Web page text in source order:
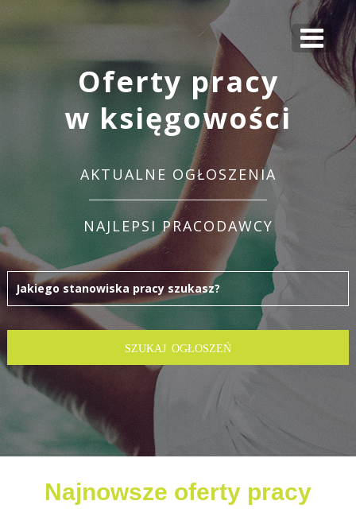
Oferty pracy
w księgowości
AKTUALNE OGŁOSZENIA
NAJLEPSI PRACODAWCY
Najnowsze oferty pracy